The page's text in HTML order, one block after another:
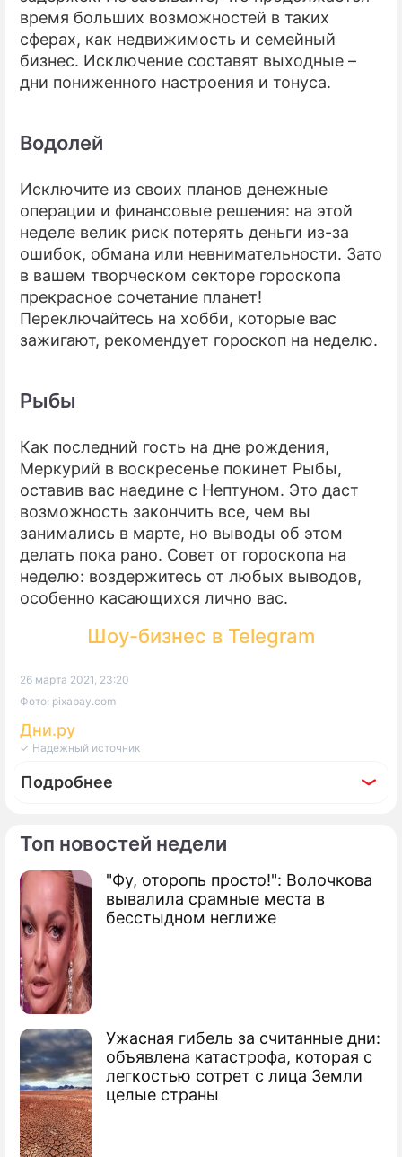
Топ новостей недели
"Фу, оторопь просто!": Волочкова
вывалила срамные места в
бесстыдном неглиже
Ужасная гибель за считанные дни:
объявлена катастрофа, которая с
легкостью сотрет с лица Земли
целые страны
время больших возможностей в таких
сферах, как недвижимость и семейный
бизнес. Исключение составят выходные –
дни пониженного настроения и тонуса.
Водолей
Исключите из своих планов денежные
операции и финансовые решения: на этой
неделе велик риск потерять деньги из-за
ошибок, обмана или невнимательности. Зато
в вашем творческом секторе гороскопа
прекрасное сочетание планет!
Переключайтесь на хобби, которые вас
зажигают, рекомендует гороскоп на неделю.
Рыбы
Как последний гость на дне рождения,
Меркурий в воскресенье покинет Рыбы,
оставив вас наедине с Нептуном. Это даст
возможность закончить все, чем вы
занимались в марте, но выводы об этом
делать пока рано. Совет от гороскопа на
неделю: воздержитесь от любых выводов,
особенно касающихся лично вас.
Шоу-бизнес в Telegram
26 марта 2021, 23:20
Фото: pixabay.com
Дни.ру
✓ Надежный источник
Подробнее
По теме
Гороскоп на январь 2021 года для всех
знаков зодиака от Василисы Володиной